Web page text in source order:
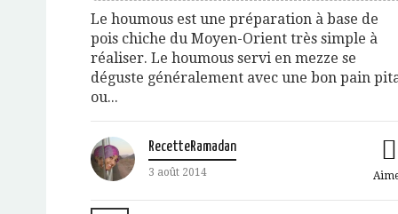
Le houmous est une préparation à base de
pois chiche du Moyen-Orient très simple à
réaliser. Le houmous servi en mezze se
déguste généralement avec une bon pain
ou...
RecetteRamadan
3 août 2014